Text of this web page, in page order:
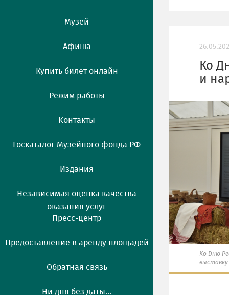
Музей
Афиша
Купить билет онлайн
Режим работы
Контакты
Госкаталог Музейного фонда РФ
Издания
Независимая оценка качества
оказания услуг
Пресс-центр
Предоставление в аренду площадей
Обратная связь
Ни дня без даты...
Ко
и
Ко Дню